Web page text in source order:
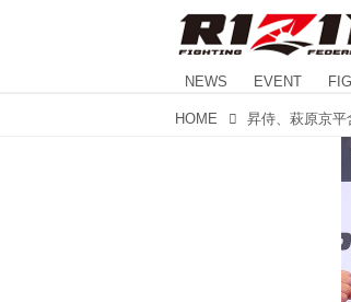
NEWS EVENT
HOME